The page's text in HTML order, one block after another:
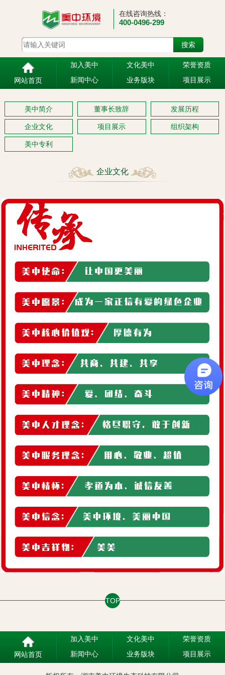
在线咨询热线：
400-0496-299
网站首页
加入美中
新闻中心
文化美中
业务版块
荣誉资质
项目展示
美中简介 董事长致辞 发展历程
企业文化 项目展示 组织架构
美中专利
企业文化
TOP
网站首页
加入美中
新闻中心
文化美中
业务版块
荣誉资质
项目展示